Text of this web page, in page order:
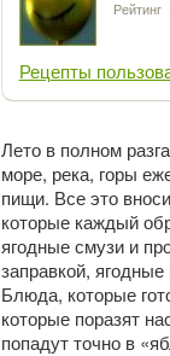
Рейтинг
Рецепты
Лето в полном
море, река, горы
пищи. Все это
которые каждый
ягодные смузи и
заправкой,
Блюда, которые
которые поразят
попадут точно в